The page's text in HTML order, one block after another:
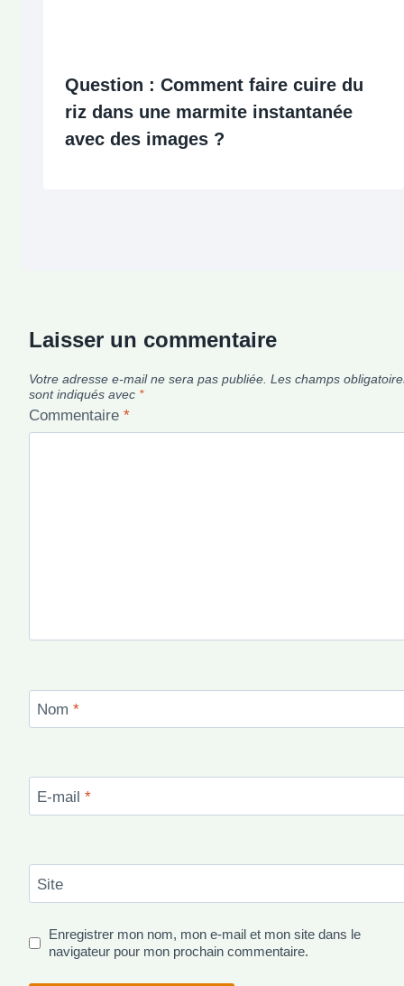
Question : Comment faire cuire du
riz dans une marmite instantanée
avec des images ?
Laisser un commentaire
Votre adresse e-mail ne sera pas publiée. Les champs
sont indiqués avec *
Commentaire *
Nom *
E-mail *
Site
Enregistrer mon nom, mon e-mail et mon site dans le
navigateur pour mon prochain commentaire.